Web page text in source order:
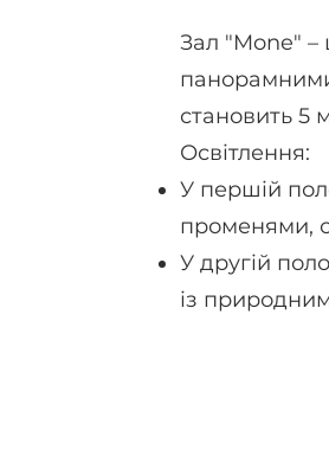
Зал "Mone" –
панорамними
становить 5
Освітлення:
У першій
променями,
У другій
із